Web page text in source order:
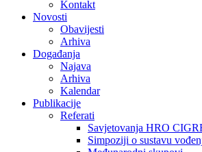
Kontakt
Novosti
Obavijesti
Arhiva
Događanja
Najava
Arhiva
Kalendar
Publikacije
Referati
Savjetovanja HRO
Simpoziji o sustavu